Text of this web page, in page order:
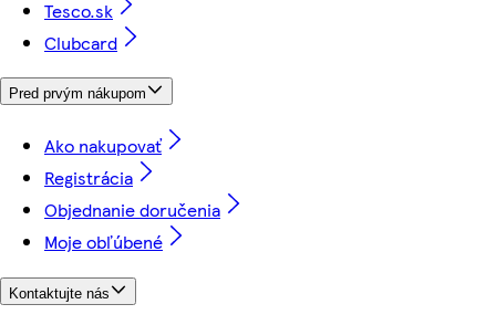
Tesco.sk
Clubcard
Pred prvým nákupom
Ako nakupovať
Registrácia
Objednanie doručenia
Moje obľúbené
Kontaktujte nás